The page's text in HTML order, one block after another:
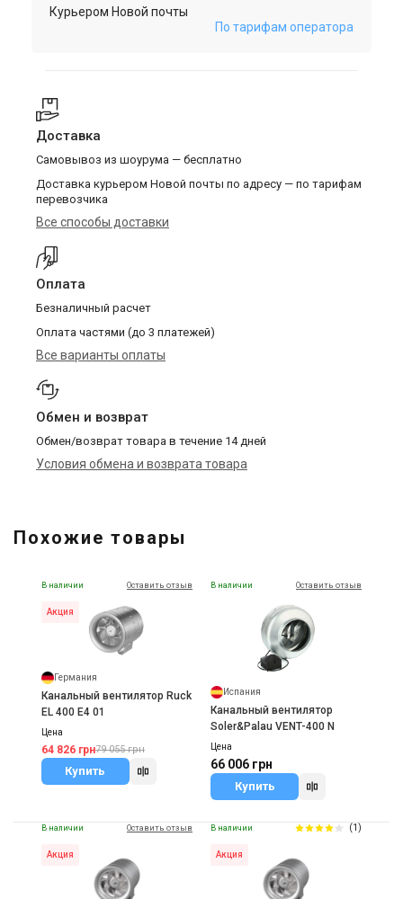
Курьером Новой почты
По тарифам оператора
Доставка
Самовывоз из шоурума — бесплатно
Доставка курьером Новой почты по адресу — по тарифам
перевозчика
Все способы доставки
Оплата
Безналичный расчет
Оплата частями (до 3 платежей)
Все варианты оплаты
Обмен и возврат
Обмен/возврат товара в течение 14 дней
Условия обмена и возврата товара
Похожие товары
В наличии Оставить отзыв
Акция
Германия
Канальный вентилятор Ruck
EL 400 E4 01
Цена
64 826 грн79 055 грн
Купить
В наличии Оставить отзыв
Испания
Канальный вентилятор
Soler&Palau VENT-400 N
Цена
66 006 грн
Купить
В наличии Оставить отзыв
Акция
В наличии (1)
Акция